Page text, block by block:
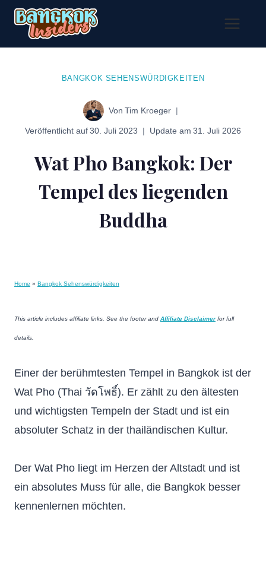
Zum
Inhalt
springen
BANGKOK SEHENSWÜRDIGKEITEN
Von Tim Kroeger
Veröffentlicht auf30. Juli 2023 Update am 31. Juli 2026
Wat Pho Bangkok: Der
Tempel des liegenden
Buddha
Home » Bangkok Sehenswürdigkeiten
This article includes affiliate links. See the footer and Affiliate Disclaimerfor full
details.
Einer der berühmtesten Tempel in Bangkok ist der
Wat Pho (Thai วัดโพธิ์). Er zählt zu den ältesten
und wichtigsten Tempeln der Stadt und ist ein
absoluter Schatz in der thailändischen Kultur.
Der Wat Pho liegt im Herzen der Altstadt und ist
ein absolutes Muss für alle, die Bangkok besser
kennenlernen möchten.